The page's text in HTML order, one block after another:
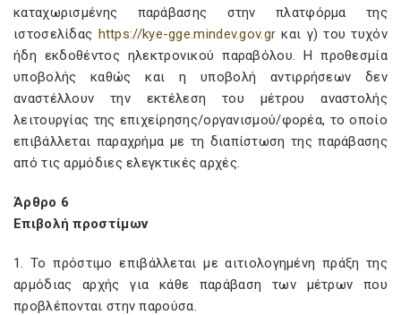
καταχωρισμένης παράβασης στην πλατφόρμα της
ιστοσελίδας https://kye-gge.mindev.gov.gr και γ) του τυχόν
ήδη εκδοθέντος ηλεκτρονικού παραβόλου. Η προθεσμία
υποβολής καθώς και η υποβολή αντιρρήσεων δεν
αναστέλλουν την εκτέλεση του μέτρου αναστολής
λειτουργίας της επιχείρησης/οργανισμού/φορέα, το οποίο
επιβάλλεται παραχρήμα με τη διαπίστωση της παράβασης
από τις αρμόδιες ελεγκτικές αρχές.
Άρθρο 6
Επιβολή προστίμων
1. Το πρόστιμο επιβάλλεται με αιτιολογημένη πράξη της
αρμόδιας αρχής για κάθε παράβαση των μέτρων που
προβλέπονται στην παρούσα.